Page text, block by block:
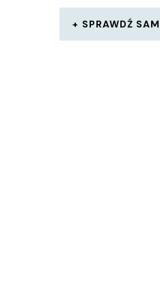
SPRAWDŹ